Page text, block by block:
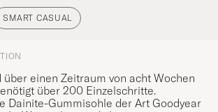
SMART CASUAL
über einen Zeitraum von acht Wochen
über 200 Einzelschritte.
Dainite-Gummisohle der Art Goodyear